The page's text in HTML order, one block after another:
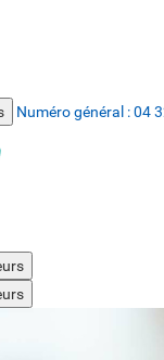
Numéro général :04